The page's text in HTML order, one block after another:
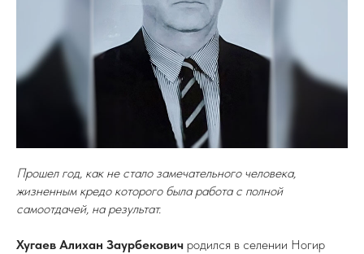
Прошел год, как не стало замечательного человека,
жизненным кредо которого была работа с полной
самоотдачей, на результат.
Хугаев Алихан Заурбекович родился в селении Ногир